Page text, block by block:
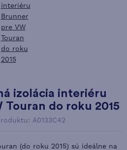
izolácia interiéru
Touran do roku 2015
A0133C42
(do roku 2015) sú ideálne na